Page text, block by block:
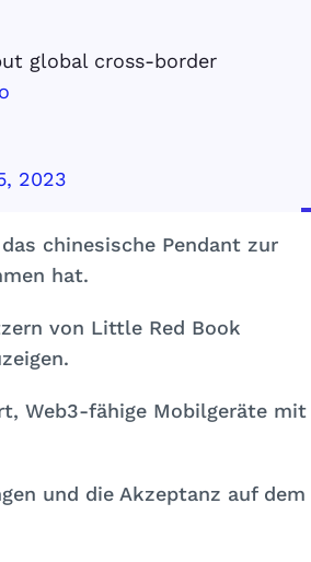
global cross-border
2023
chinesische Pendant zur
hat.
von Little Red Book
Web3-fähige Mobilgeräte mit
und die Akzeptanz auf dem